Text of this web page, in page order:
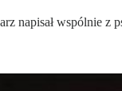
napisał wspólnie z